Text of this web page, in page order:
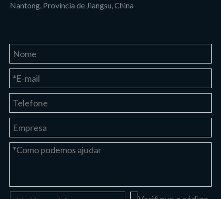
Nantong, Província de Jiangsu, China